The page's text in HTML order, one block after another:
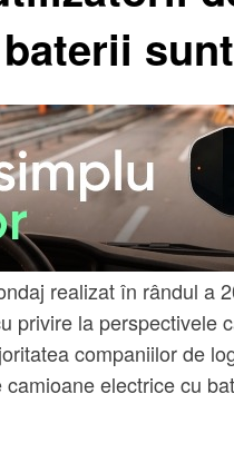
realizat în rândul a
privire la perspectivele
companiilor de
electrice cu